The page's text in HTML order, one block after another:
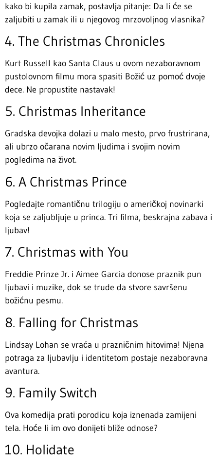
kako bi kupila zamak, postavlja pitanje: Da li će se
zaljubiti u zamak ili u njegovog mrzovoljnog vlasnika?
4. The Christmas Chronicles
Kurt Russell kao Santa Claus u ovom nezaboravnom
pustolovnom filmu mora spasiti Božić uz pomoć dvoje
dece. Ne propustite nastavak!
5. Christmas Inheritance
Gradska devojka dolazi u malo mesto, prvo frustrirana,
ali ubrzo očarana novim ljudima i svojim novim
pogledima na život.
6. A Christmas Prince
Pogledajte romantičnu trilogiju o američkoj novinarki
koja se zaljubljuje u princa. Tri filma, beskrajna zabava i
ljubav!
7. Christmas with You
Freddie Prinze Jr. i Aimee Garcia donose praznik pun
ljubavi i muzike, dok se trude da stvore savršenu
božićnu pesmu.
8. Falling for Christmas
Lindsay Lohan se vraća u prazničnim hitovima! Njena
potraga za ljubavlju i identitetom postaje nezaboravna
avantura.
9. Family Switch
Ova komedija prati porodicu koja iznenada zamijeni
tela. Hoće li im ovo donijeti bliže odnose?
10. Holidate